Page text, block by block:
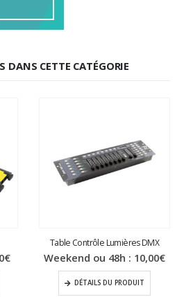
DANS CETTE CATÉGORIE
€
Table Contrôle Lumières DMX
Weekend ou 48h : 10,00€
DÉTAILS DU PRODUIT